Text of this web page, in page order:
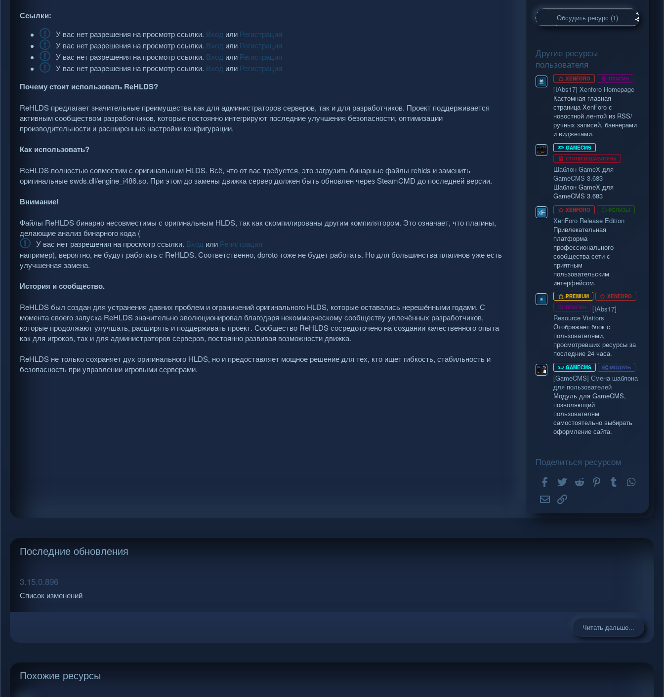
Ссылки:
У вас нет разрешения на просмотр ссылки. Вход или Регистрация
У вас нет разрешения на просмотр ссылки. Вход или Регистрация
У вас нет разрешения на просмотр ссылки. Вход или Регистрация
У вас нет разрешения на просмотр ссылки. Вход или Регистрация
Почему стоит использовать ReHLDS?
ReHLDS предлагает значительные преимущества как для администраторов серверов, так и для разработчиков. Проект поддерживается
активным сообществом разработчиков, которые постоянно интегрируют последние улучшения безопасности, оптимизации
производительности и расширенные настройки конфигурации.
Как использовать?
ReHLDS полностью совместим с оригинальным HLDS. Всё, что от вас требуется, это загрузить бинарные файлы rehlds и заменить
оригинальные swds.dll/engine_i486.so. При этом до замены движка сервер должен быть обновлен через SteamCMD до последней версии.
Внимание!
Файлы ReHLDS бинарно несовместимы с оригинальным HLDS, так как скомпилированы другим компилятором. Это означает, что плагины,
делающие анализ бинарного кода (
У вас нет разрешения на просмотр ссылки. Вход или Регистрация
например), вероятно, не будут работать с ReHLDS. Соответственно, dproto тоже не будет работать. Но для большинства плагинов уже есть
улучшенная замена.
История и сообщество.
ReHLDS был создан для устранения давних проблем и ограничений оригинального HLDS, которые оставались нерешёнными годами. С
момента своего запуска ReHLDS значительно эволюционировал благодаря некоммерческому сообществу увлечённых разработчиков,
которые продолжают улучшать, расширять и поддерживать проект. Сообщество ReHLDS сосредоточено на создании качественного опыта
как для игроков, так и для администраторов серверов, постоянно развивая возможности движка.
ReHLDS не только сохраняет дух оригинального HLDS, но и предоставляет мощное решение для тех, кто ищет гибкость, стабильность и
безопасность при управлении игровыми серверами.
ё
Обсудить ресурс (1)
Другие ресурсы
пользователя
XENFORO ПЛАГИН
[IAbs17] Xenforo Homepage
Кастомная главная
страница XenForo с
новостной лентой из RSS/
ручных записей, баннерами
и виджетами.
GAMECMS
СТИЛИ И ШАБЛОНЫ
Шаблон GameX для
GameCMS 3.683
Шаблон GameX для
GameCMS 3.683
XENFORO РЕЛИЗЫ
XenForo Release Edition
Привлекательная
платформа
профессионального
сообщества сети с
приятным
пользовательским
интерфейсом.
PREMIUM
XENFORO
ПЛАГИН
[IAbs17]
Resource Visitors
Отображает блок с
пользователями,
просмотревших ресурсы за
последние 24 часа.
GAMECMS МОДУЛЬ
[GameCMS] Смена шаблона
для пользователей
Модуль для GameCMS,
позволяющий
пользователям
самостоятельно выбирать
оформление сайта.
Поделиться ресурсом
Facebook
Twitter Reddit PinterestTumblr
Электронная почта
Последние обновления
3.15.0.896
Список изменений
Читать дальше...
Похожие ресурсы